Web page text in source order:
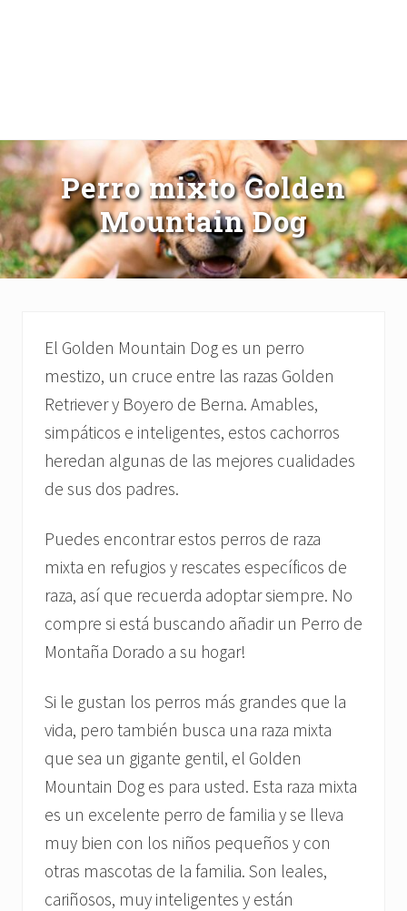
Perro mixto Golden
Mountain Dog
El Golden Mountain Dog es un perro
mestizo, un cruce entre las razas Golden
Retriever y Boyero de Berna. Amables,
simpáticos e inteligentes, estos cachorros
heredan algunas de las mejores cualidades
de sus dos padres.
Puedes encontrar estos perros de raza
mixta en refugios y rescates específicos de
raza, así que recuerda adoptar siempre. No
compre si está buscando añadir un Perro de
Montaña Dorado a su hogar!
Si le gustan los perros más grandes que la
vida, pero también busca una raza mixta
que sea un gigante gentil, el Golden
Mountain Dog es para usted. Esta raza mixta
es un excelente perro de familia y se lleva
muy bien con los niños pequeños y con
otras mascotas de la familia. Son leales,
cariñosos, muy inteligentes y están